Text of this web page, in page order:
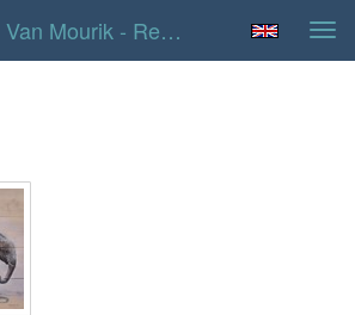
Margriet De Bie - Van Mourik - Reageer